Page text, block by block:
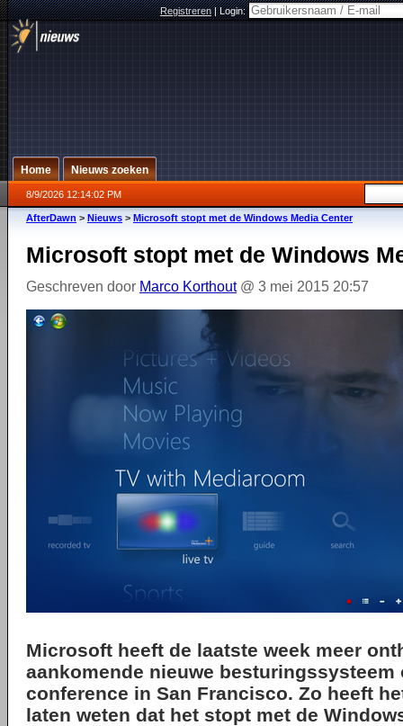
Registreren|Login:
Home Nieuws zoeken
8/9/2026 12:14:02 PM
AfterDawn > Nieuws > Microsoft stopt met de Windows Media Center
Microsoft stopt met de Windows
Geschreven door Marco Korthout@ 3 mei 2015 20:57
Microsoft heeft de laatste week meer
aankomende nieuwe besturingssysteem
conference in San Francisco. Zo heeft
laten weten dat het stopt met de